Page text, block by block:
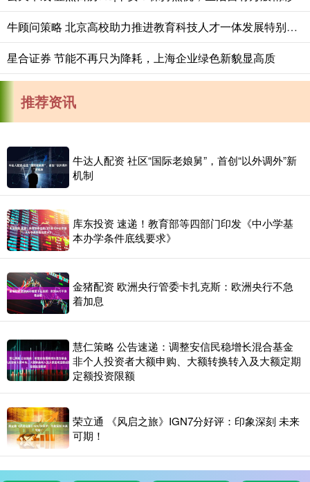
牛顾问策略 北京高校助力推进教育科技人才一体发展特别报道｜中国音乐学院①：国韵流芳 乐育新人
星合证券 节能不再只为降耗，上海企业绿色新貌显高质
推荐资讯
牛达人配资 社区“国际老娘舅”，首创“以外调外”新
机制
库东投资 速递！教育部等四部门印发《中小学基
本办学条件底线要求》
金猪配资 欧洲央行管委卡扎克斯：欧洲央行不急
着加息
慧仁策略 公告速递：调整安信民稳增长混合基金
非个人投资者大额申购、大额转换转入及大额定期
定额投资限额
荣立通 《风启之旅》IGN7分好评：印象深刻 未来
可期！